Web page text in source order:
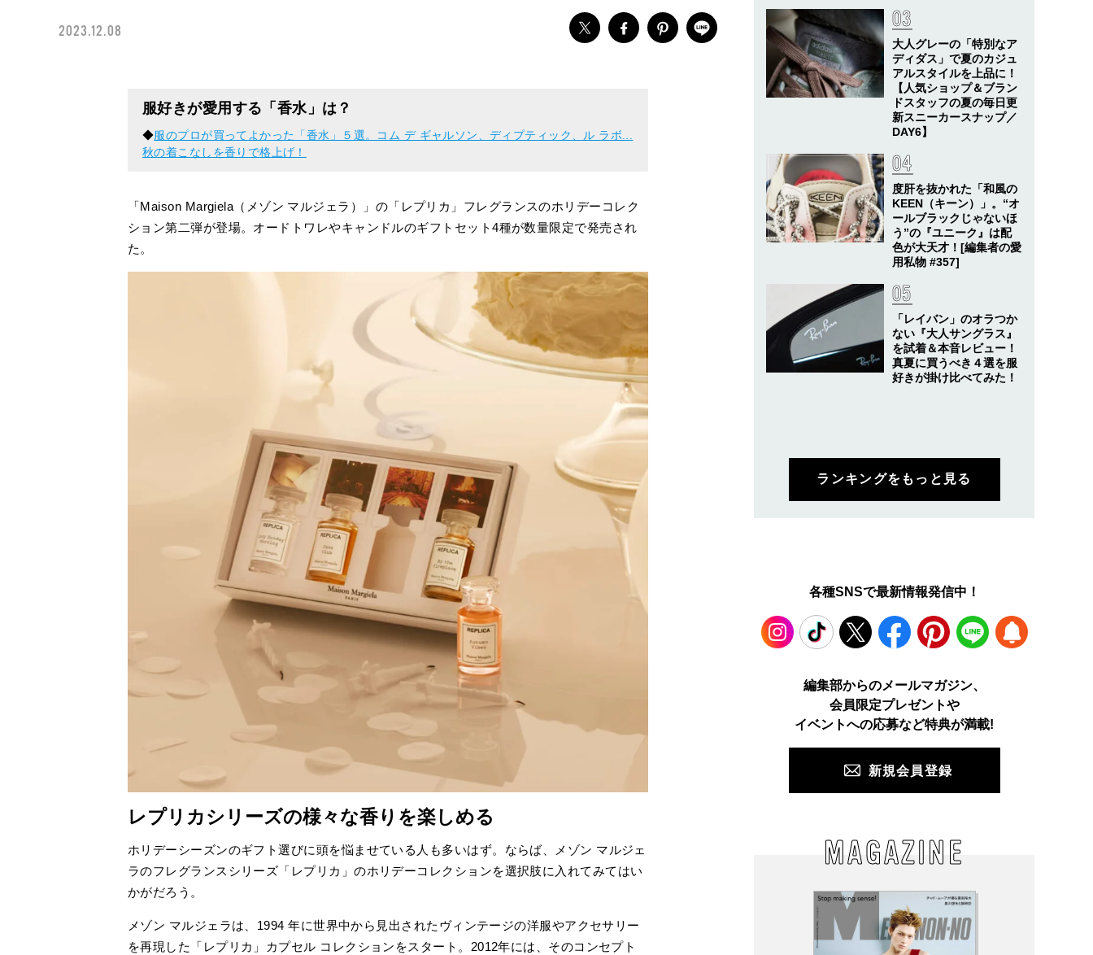
2023.12.08
服好きが愛用する「香水」は？
◆服のプロが買ってよかった「香水」５選。コム デ ギャルソン、ディプティック、ル ラボ...
秋の着こなしを香りで格上げ！
「Maison Margiela（メゾン マルジェラ）」の「レプリカ」フレグランスのホリデーコレク
ション第二弾が登場。オードトワレやキャンドルのギフトセット4種が数量限定で発売され
た。
レプリカシリーズの様々な香りを楽しめる
ホリデーシーズンのギフト選びに頭を悩ませている人も多いはず。ならば、メゾン マルジェ
ラのフレグランスシリーズ「レプリカ」のホリデーコレクションを選択肢に入れてみてはい
かがだろう。
メゾン マルジェラは、1994 年に世界中から見出されたヴィンテージの洋服やアクセサリー
を再現した「レプリカ」カプセル コレクションをスタート。2012年には、そのコンセプト
大人グレーの「特別なア
ディダス」で夏のカジュ
アルスタイルを上品に！
【人気ショップ＆ブラン
ドスタッフの夏の毎日更
新スニーカースナップ／
DAY6】
度肝を抜かれた「和風の
KEEN（キーン）」。“オ
ールブラックじゃないほ
う”の『ユニーク』は配
色が大天才！[編集者の愛
用私物 #357]
「レイバン」のオラつか
ない『大人サングラス』
を試着＆本音レビュー！
真夏に買うべき４選を服
好きが掛け比べてみた！
ランキングをもっと見る
各種SNSで最新情報発信中！
TikTok Facebook Pinterest LINE
編集部からのメールマガジン、
会員限定プレゼントや
イベントへの応募など特典が満載!
新規会員登録
MAGAZINE